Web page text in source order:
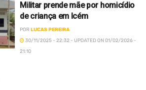
Militar prende mãe por homicídio
de criança em Icém
POR LUCAS PEREIRA
30/11/2025 - 22:32 - UPDATED ON 01/02/2026 -
21:10